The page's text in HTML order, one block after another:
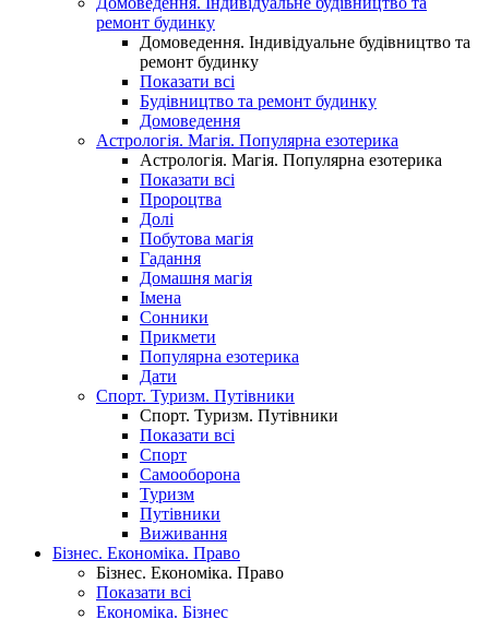
ремонт будинку
Домоведення. Індивідуальне будівництво та
ремонт будинку
Показати всі
Будівництво та ремонт будинку
Домоведення
Астрологія. Магія. Популярна езотерика
Астрологія. Магія. Популярна езотерика
Показати всі
Пророцтва
Долі
Побутова магія
Гадання
Домашня магія
Імена
Сонники
Прикмети
Популярна езотерика
Дати
Спорт. Туризм. Путівники
Спорт. Туризм. Путівники
Показати всі
Спорт
Самооборона
Туризм
Путівники
Виживання
Бізнес. Економіка. Право
Бізнес. Економіка. Право
Показати всі
Економіка. Бізнес